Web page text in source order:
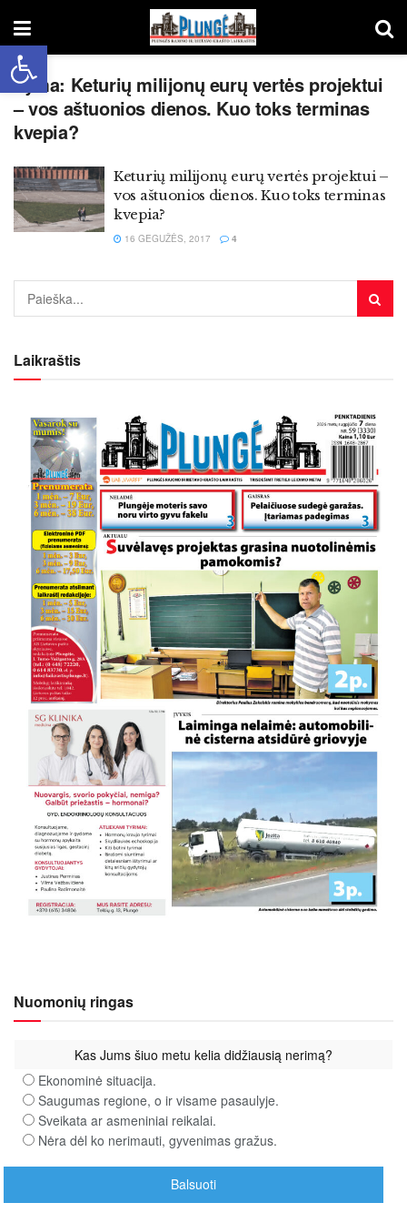
Open toolbar
Žyma: Keturių milijonų eurų vertės projektui
– vos aštuonios dienos. Kuo toks terminas
kvepia?
Keturių milijonų eurų vertės projektui –
vos aštuonios dienos. Kuo toks terminas
kvepia?
16 GEGUŽĖS, 2017 4
Laikraštis
Nuomonių ringas
Kas Jums šiuo metu kelia didžiausią nerimą?
Ekonominė situacija.
Saugumas regione, o ir visame pasaulyje.
Sveikata ar asmeniniai reikalai.
Nėra dėl ko nerimauti, gyvenimas gražus.